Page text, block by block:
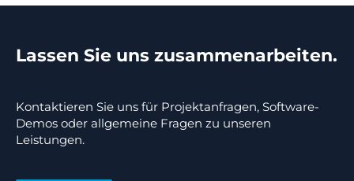
Lassen Sie uns zusammenarbeiten.
Kontaktieren Sie uns für Projektanfragen, Software-
Demos oder allgemeine Fragen zu unseren
Leistungen.